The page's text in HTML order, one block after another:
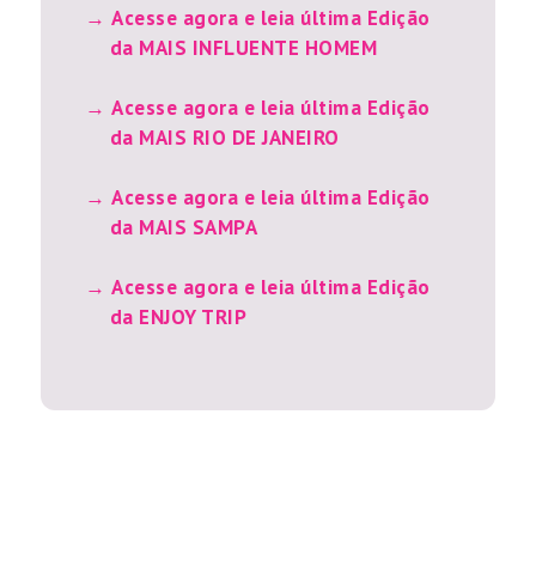
Acesse agora e leia última Edição
da MAIS INFLUENTE HOMEM
Acesse agora e leia última Edição
da MAIS RIO DE JANEIRO
Acesse agora e leia última Edição
da MAIS SAMPA
Acesse agora e leia última Edição
da ENJOY TRIP